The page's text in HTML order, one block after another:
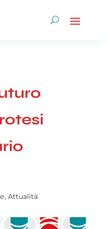
, Attualità